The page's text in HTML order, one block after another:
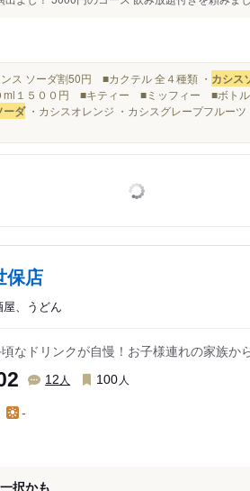
ス ソーダ割50円 ■カクテル 全４種類 ・ カシス
１５００円 ■キティー ■ミッフィー ■ボトル
ーダ・カシスオレンジ ・カシスグレープフルー
保店
、うどん
なドリンクが自慢！お子様連れの家族か
12 人 100 人
-
択かも